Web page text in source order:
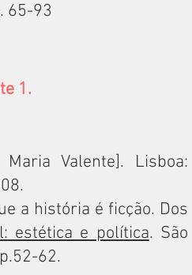
65-93
1.
Valente]. Lisboa:
a história é ficção. Dos
estética e política. São
62.